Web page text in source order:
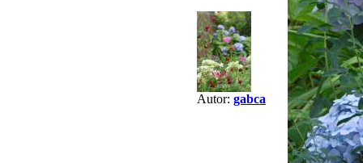
Autor: gabca